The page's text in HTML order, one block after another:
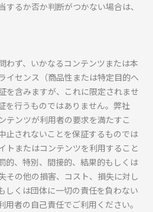
するか否か判断がつかない場合は、
わず、いかなるコンテンツまたは本
イセンス（商品性または特定目的へ
を含みますが、これに限定されませ
を行うものではありません。弊社
テンツが利用者の要求を満たすこ
止されないことを保証するものでは
トまたはコンテンツを利用すること
的、特別、間接的、結果的もしくは
その他の損害、コスト、損失に対し
しくは団体に一切の責任を負わない
者の自己責任でご利用ください。